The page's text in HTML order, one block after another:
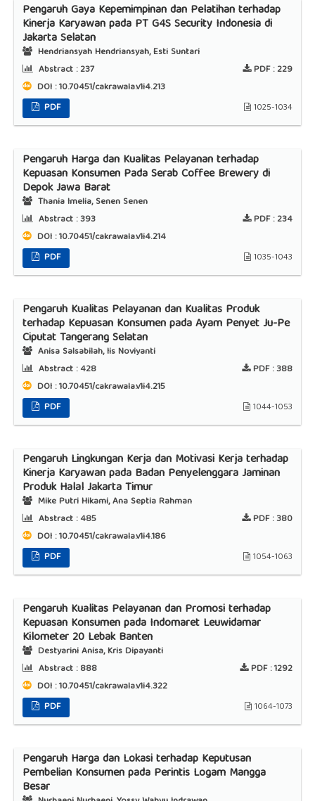
Pengaruh Gaya Kepemimpinan dan Pelatihan terhadap
Kinerja Karyawan pada PT G4S Security Indonesia di
Jakarta Selatan
Hendriansyah Hendriansyah, Esti Suntari
Abstract :237 PDF :229
DOI : 10.70451/cakrawala.v1i4.213
PDF
1025-1034
Pengaruh Harga dan Kualitas Pelayanan terhadap
Kepuasan Konsumen Pada Serab Coffee Brewery di
Depok Jawa Barat
Thania Imelia, Senen Senen
Abstract :393 PDF :234
DOI : 10.70451/cakrawala.v1i4.214
PDF
1035-1043
Pengaruh Kualitas Pelayanan dan Kualitas Produk
terhadap Kepuasan Konsumen pada Ayam Penyet Ju-Pe
Ciputat Tangerang Selatan
Anisa Salsabilah, Iis Noviyanti
Abstract :428 PDF :388
DOI : 10.70451/cakrawala.v1i4.215
PDF
1044-1053
Pengaruh Lingkungan Kerja dan Motivasi Kerja terhadap
Kinerja Karyawan pada Badan Penyelenggara Jaminan
Produk Halal Jakarta Timur
Mike Putri Hikami, Ana Septia Rahman
Abstract :485 PDF :380
DOI : 10.70451/cakrawala.v1i4.186
PDF
1054-1063
Pengaruh Kualitas Pelayanan dan Promosi terhadap
Kepuasan Konsumen pada Indomaret Leuwidamar
Kilometer 20 Lebak Banten
Destyarini Anisa, Kris Dipayanti
Abstract :888 PDF :1292
DOI : 10.70451/cakrawala.v1i4.322
PDF
1064-1073
Pengaruh Harga dan Lokasi terhadap Keputusan
Pembelian Konsumen pada Perintis Logam Mangga
Besar